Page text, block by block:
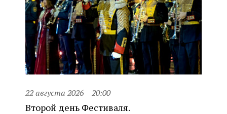
22 августа 2026 20:00
Второй день Фестиваля.